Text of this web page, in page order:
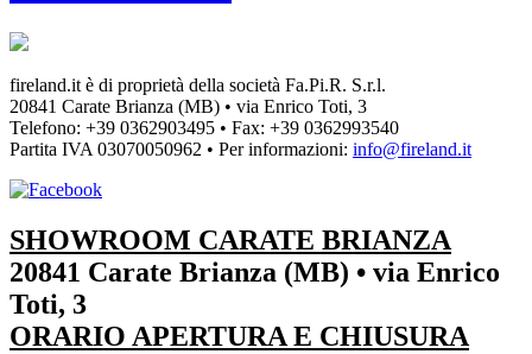
fireland.it è di proprietà della società Fa.Pi.R. S.r.l.
20841 Carate Brianza (MB) • via Enrico Toti, 3
Telefono: +39 0362903495 • Fax: +39 0362993540
Partita IVA03070050962 • Per informazioni: info@fireland.it
SHOWROOM CARATE BRIANZA
20841 Carate Brianza (MB) • via Enrico
Toti, 3
ORARIO APERTURA E CHIUSURA